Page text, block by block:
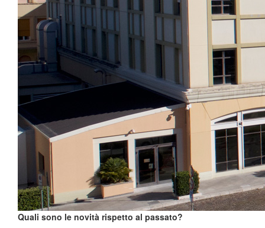
Quali sono le novità rispetto al passato?